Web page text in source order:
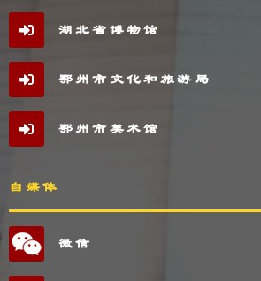
湖北省博物馆
鄂州市文化和旅游局
鄂州市美术馆
自媒体
微信